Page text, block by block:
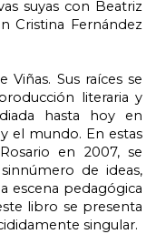
suyas con Beatriz
Cristina Fernández
Sus raíces se
literaria y
hasta hoy en
el mundo. En estas
en 2007, se
de ideas,
escena pedagógica
libro se presenta
singular.